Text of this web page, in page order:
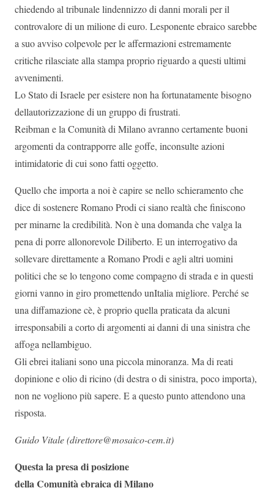
chiedendo al tribunale lindennizzo di danni morali per il
controvalore di un milione di euro. Lesponente ebraico sarebbe
a suo avviso colpevole per le affermazioni estremamente
critiche rilasciate alla stampa proprio riguardo a questi ultimi
avvenimenti.
Lo Stato di Israele per esistere non ha fortunatamente bisogno
dellautorizzazione di un gruppo di frustrati.
Reibman e la Comunità di Milano avranno certamente buoni
argomenti da contrapporre alle goffe, inconsulte azioni
intimidatorie di cui sono fatti oggetto.
Quello che importa a noi è capire se nello schieramento che
dice di sostenere Romano Prodi ci siano realtà che finiscono
per minarne la credibilità. Non è una domanda che valga la
pena di porre allonorevole Diliberto. E un interrogativo da
sollevare direttamente a Romano Prodi e agli altri uomini
politici che se lo tengono come compagno di strada e in questi
giorni vanno in giro promettendo unItalia migliore. Perché se
una diffamazione cè, è proprio quella praticata da alcuni
irresponsabili a corto di argomenti ai danni di una sinistra che
affoga nellambiguo.
Gli ebrei italiani sono una piccola minoranza. Ma di reati
dopinione e olio di ricino (di destra o di sinistra, poco importa),
non ne vogliono più sapere. E a questo punto attendono una
risposta.
Guido Vitale (direttore@mosaico-cem.it)
Questa la presa di posizione
della Comunità ebraica di Milano